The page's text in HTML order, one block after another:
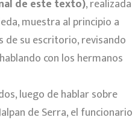
de este texto), realizada
muestra al principio a
de su escritorio, revisando
con los hermanos
luego de hablar sobre
de Serra, el funcionario